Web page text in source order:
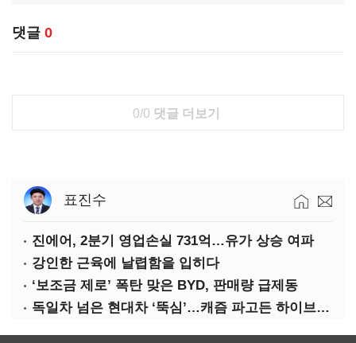
댓글 0
0/0 댓글 더보기
표진수
진에어, 2분기 영업손실 731억…유가 상승 여파
강인한 근육에 날렵함을 입히다
‘보조금 제로’ 폭탄 맞은 BYD, 판매량 급제동
독일차 넘은 현대차 ‘뚝심’…캐즘 파고든 하이브리드 역전극